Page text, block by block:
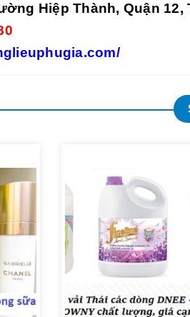
Hiệp Thành, Quận 12,